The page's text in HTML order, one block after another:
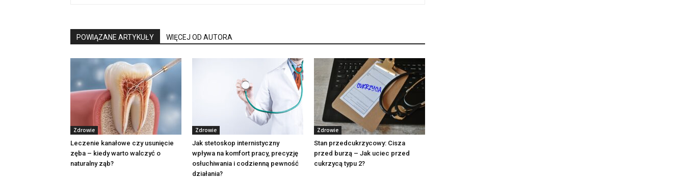
POWIĄZANE ARTYKUŁY WIĘCEJ OD AUTORA
Zdrowie
Leczenie kanałowe czy usunięcie
zęba – kiedy warto walczyć o
naturalny ząb?
Zdrowie
Jak stetoskop internistyczny
wpływa na komfort pracy, precyzję
osłuchiwania i codzienną pewność
działania?
Zdrowie
Stan przedcukrzycowy: Cisza
przed burzą – Jak uciec przed
cukrzycą typu 2?